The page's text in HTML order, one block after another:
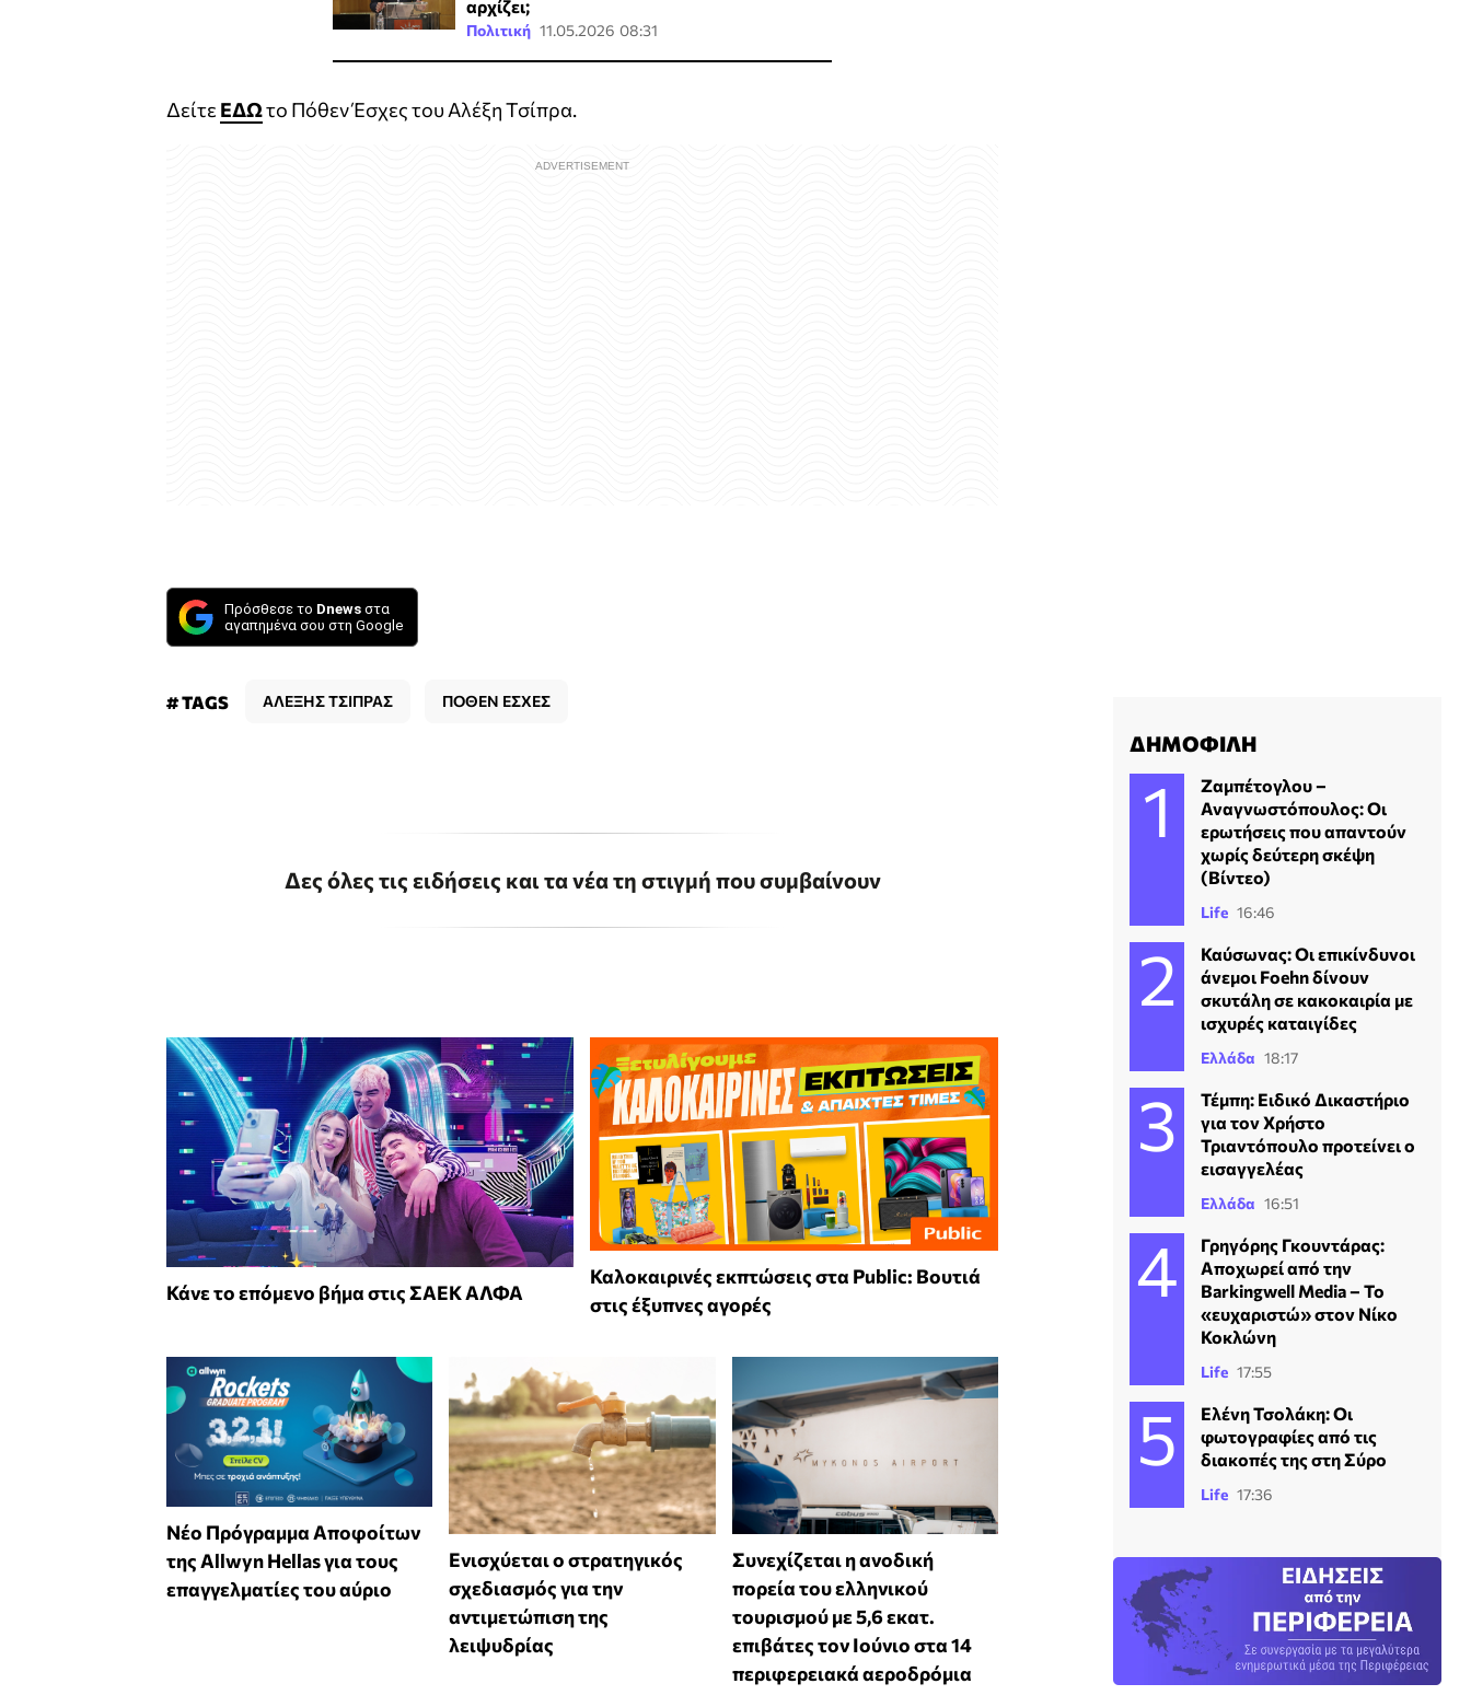
αρχίζει;
Πολιτική 11.05.2026 08:31
Δείτε ΕΔΩτο Πόθεν Έσχες του Αλέξη Τσίπρα.
Πρόσθεσε το Dnews στα
αγαπημένα σου στη Google
# TAGS ΑΛΕΞΗΣ ΤΣΙΠΡΑΣ ΠΟΘΕΝ ΕΣΧΕΣ
Δες όλες τις ειδήσεις και τα νέα τη στιγμή που συμβαίνουν
Κάνε το επόμενο βήμα στις ΣΑΕΚ ΑΛΦΑ
Καλοκαιρινές εκπτώσεις στα Public: Βουτιά
στις έξυπνες αγορές
Νέο Πρόγραμμα Αποφοίτων
της Allwyn Hellas για τους
επαγγελματίες του αύριο
Ενισχύεται ο στρατηγικός
σχεδιασμός για την
αντιμετώπιση της
λειψυδρίας
Συνεχίζεται η ανοδική
πορεία του ελληνικού
τουρισμού με 5,6 εκατ.
επιβάτες τον Ιούνιο στα 14
περιφερειακά αεροδρόμια
ΔΗΜΟΦΙΛΗ
Ζαμπέτογλου –
Αναγνωστόπουλος: Οι
ερωτήσεις που απαντούν
χωρίς δεύτερη σκέψη
(Βίντεο)
Life 16:46
Καύσωνας: Οι επικίνδυνοι
άνεμοι Foehn δίνουν
σκυτάλη σε κακοκαιρία με
ισχυρές καταιγίδες
Ελλάδα 18:17
Τέμπη: Ειδικό Δικαστήριο
για τον Χρήστο
Τριαντόπουλο προτείνει ο
εισαγγελέας
Ελλάδα 16:51
Γρηγόρης Γκουντάρας:
Αποχωρεί από την
Barkingwell Media – Το
«ευχαριστώ» στον Νίκο
Κοκλώνη
Life 17:55
Ελένη Τσολάκη: Οι
φωτογραφίες από τις
διακοπές της στη Σύρο
Life 17:36